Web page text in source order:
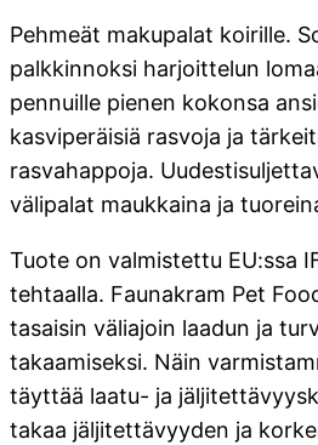
Pehmeät makupalat koirille.
palkkinnoksi harjoittelun
pennuille pienen kokonsa
kasviperäisiä rasvoja ja
rasvahappoja.
välipalat maukkaina ja
Tuote on valmistettu EU:ssa
tehtaalla. Faunakram Pet
tasaisin väliajoin laadun ja
takaamiseksi. Näin
täyttää laatu- ja
takaa jäljitettävyyden ja